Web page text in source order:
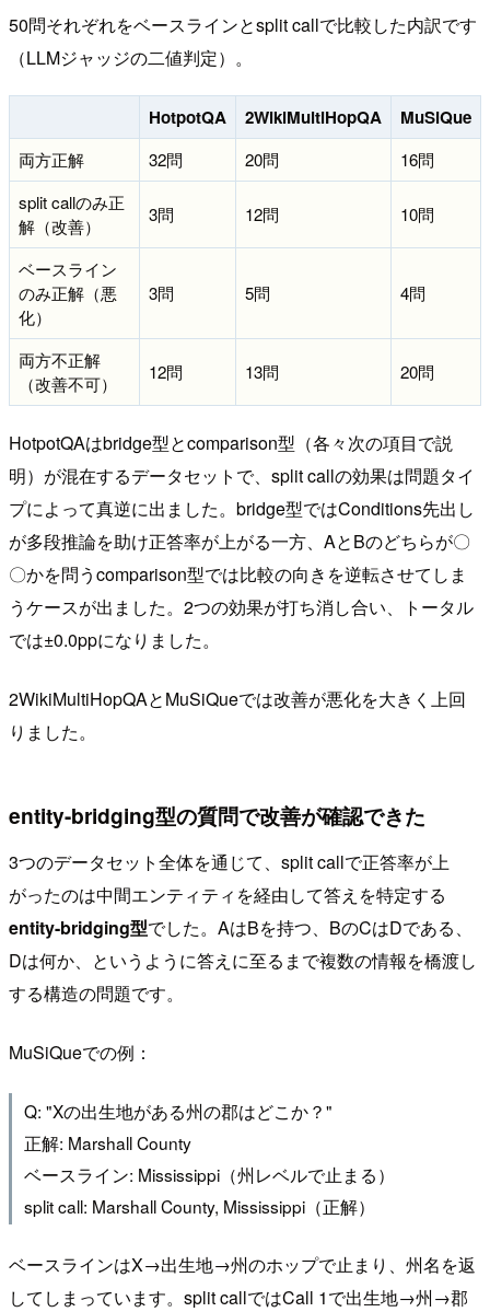
50問それぞれをベースラインとsplit callで比較した内訳です
（LLMジャッジの二値判定）。
HotpotQA 2WikiMultiHopQA MuSiQue
両方正解 32問 20問
16問
split callのみ正
解（改善）
3問 12問 10問
ベースライン
のみ正解（悪
化）
3問 5問 4問
両方不正解
（改善不可）
12問 13問 20問
HotpotQAはbridge型とcomparison型（各々次の項目で説
明）が混在するデータセットで、split callの効果は問題タイ
プによって真逆に出ました。bridge型ではConditions先出し
が多段推論を助け正答率が上がる一方、AとBのどちらが〇
〇かを問うcomparison型では比較の向きを逆転させてしま
うケースが出ました。2つの効果が打ち消し合い、トータル
では±0.0ppになりました。
2WikiMultiHopQAとMuSiQueでは改善が悪化を大きく上回
りました。
entity-bridging型の質問で改善が確認できた
3つのデータセット全体を通じて、split callで正答率が上
がったのは中間エンティティを経由して答えを特定する
entity-bridging型でした。AはBを持つ、BのCはDである、
Dは何か、というように答えに至るまで複数の情報を橋渡し
する構造の問題です。
MuSiQueでの例：
Q: "Xの出生地がある州の郡はどこか？"
正解: Marshall County
ベースライン: Mississippi（州レベルで止まる）
split call: Marshall County, Mississippi（正解）
ベースラインはX→出生地→州のホップで止まり、州名を返
してしまっています。split callではCall 1で出生地→州→郡